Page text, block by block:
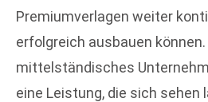
Premiumverlagen weiter
erfolgreich ausbauen
mittelständisches
eine Leistung, die sich sehen